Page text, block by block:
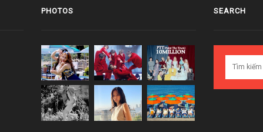
PHOTOS SEARCH